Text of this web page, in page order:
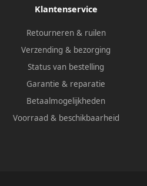
Klantenservice
Retourneren & ruilen
Verzending & bezorging
Status van bestelling
Garantie & reparatie
Betaalmogelijkheden
Voorraad & beschikbaarheid